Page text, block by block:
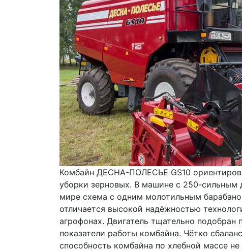
Комбайн ДЕСНА-ПОЛЕСЬЕ GS10
уборки зерновых. В машине с 250-сильным
мире схема с одним молотильным
отличается высокой надёжностью
агрофонах. Двигатель тщательно
показатели работы комбайна. Чётко
способность комбайна по хлебной массе не